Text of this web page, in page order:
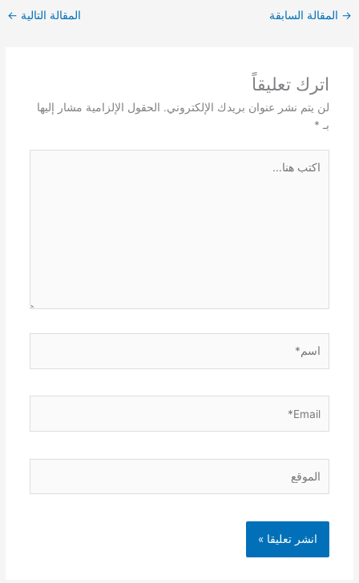
→ المقالة السابقة المقالة التالية ←
اترك تعليقاً
لن يتم نشر عنوان بريدك الإلكتروني. الحقول الإلزامية مشار إليها
بـ *
هنا...